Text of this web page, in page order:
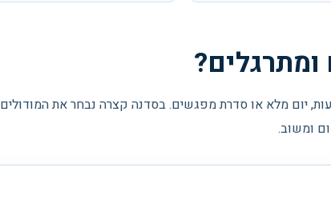
יום מלא או סדרת מפגשים. בסדנה קצרה נבחר את המודולים
ומשוב.